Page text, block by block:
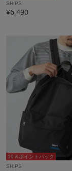
SHIPS
¥6,490
10％ポイントバック
SHIPS